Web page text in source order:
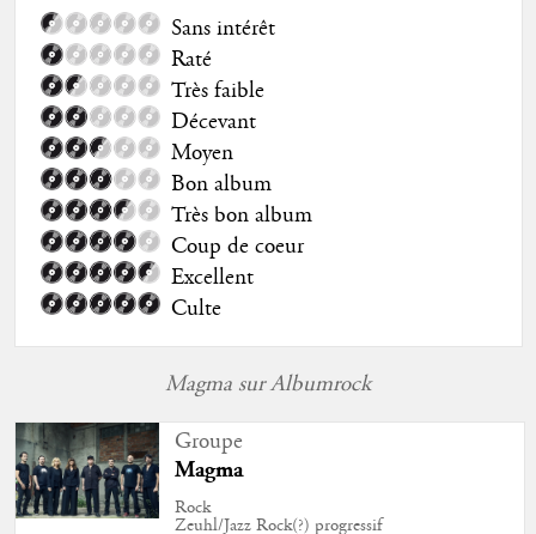
Sans intérêt
Raté
Très faible
Décevant
Moyen
Bon album
Très bon album
Coup de coeur
Excellent
Culte
Magma sur Albumrock
Groupe
Magma
Rock
Zeuhl/Jazz Rock(?) progressif